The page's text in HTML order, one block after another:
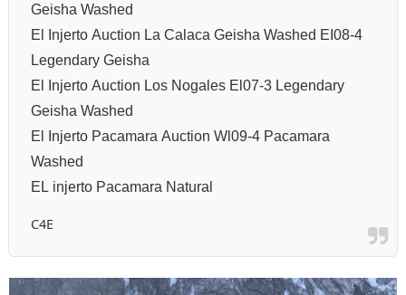
Geisha Washed
El Injerto Auction La Calaca Geisha Washed EI08-4
Legendary Geisha
El Injerto Auction Los Nogales El07-3 Legendary
Geisha Washed
El Injerto Pacamara Auction Wl09-4 Pacamara
Washed
EL injerto Pacamara Natural
C4E